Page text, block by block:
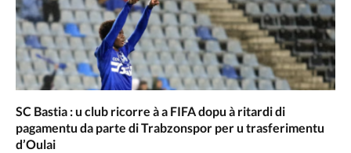
SC Bastia : u club ricorre à a FIFA dopu à ritardi di
pagamentu da parte di Trabzonspor per u trasferimentu
d’Oulai